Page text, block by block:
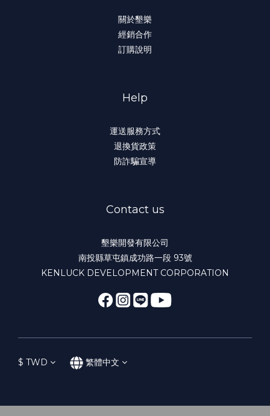
關於墾樂
經銷合作
訂購說明
Help
運送服務方式
退換貨政策
防詐騙宣導
Contact us
墾樂開發有限公司
南投縣草屯鎮成功路一段 93號
KENLUCK DEVELOPMENT CORPORATION
$ TWD 繁體中文